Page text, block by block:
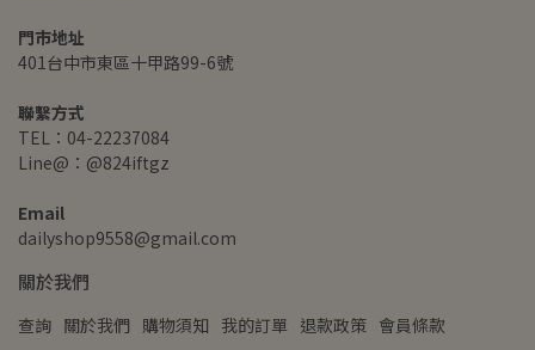
門市地址
401台中市東區十甲路99-6號
聯繫方式
TEL：04-22237084
Line@：@824iftgz
Email
dailyshop9558@gmail.com
關於我們
查詢 關於我們 購物須知 我的訂單 退款政策 會員條款